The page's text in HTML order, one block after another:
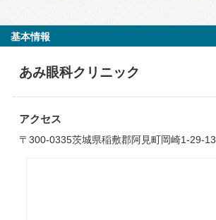
基本情報
あみ眼科クリニック
アクセス
〒300-0335茨城県稲敷郡阿見町岡崎1-29-13